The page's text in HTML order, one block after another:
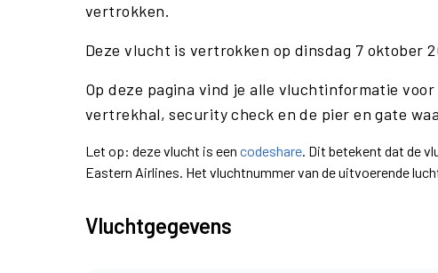
vertrokken.
Deze vlucht is vertrokken op dinsdag 7 oktober
Op deze pagina vind je alle vluchtinformatie
vertrekhal, security check en de pier en gate
Let op: deze vlucht is een codeshare. Dit betekent dat de
Eastern Airlines. Het vluchtnummer van de uitvoerende
Vluchtgegevens